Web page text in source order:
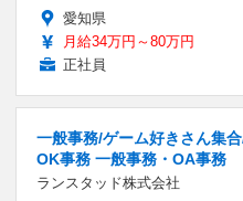
愛知県
月給34万円～80万円
正社員
一般事務/ゲーム好きさん集
OK事務 一般事務・OA事務
ランスタッド株式会社